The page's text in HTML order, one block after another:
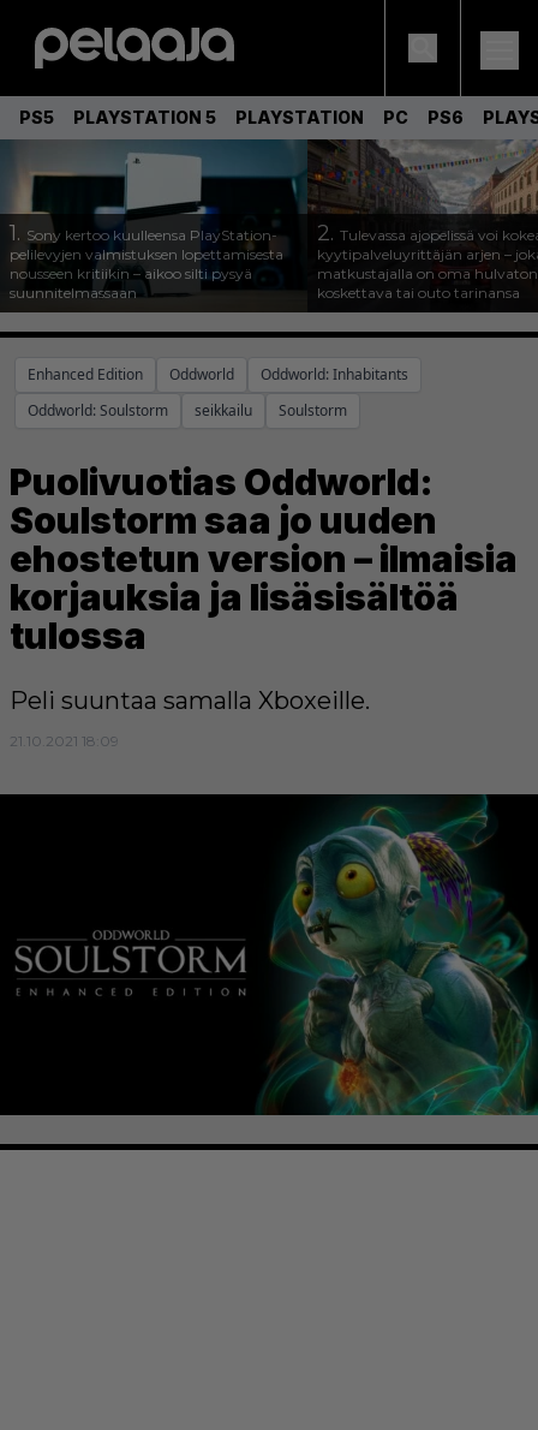
PS5 PLAYSTATION 5 PLAYSTATION PC PS6
1. Sony kertoo kuulleensa PlayStation-
pelilevyjen valmistuksen lopettamisesta
nousseen kritiikin – aikoo silti pysyä
suunnitelmassaan
2. Tulevassa ajopelissä voi
kyytipalveluyrittäjän arjen –
matkustajalla on oma
koskettava tai outo tarinansa
Enhanced Edition Oddworld
Oddworld: Inhabitants
Oddworld: Soulstorm
seikkailu Soulstorm
Puolivuotias Oddworld:
Soulstorm saa jo uuden
ehostetun version – ilmaisia
korjauksia ja lisäsisältöä
tulossa
Peli suuntaa samalla Xboxeille.
21.10.2021 18:09